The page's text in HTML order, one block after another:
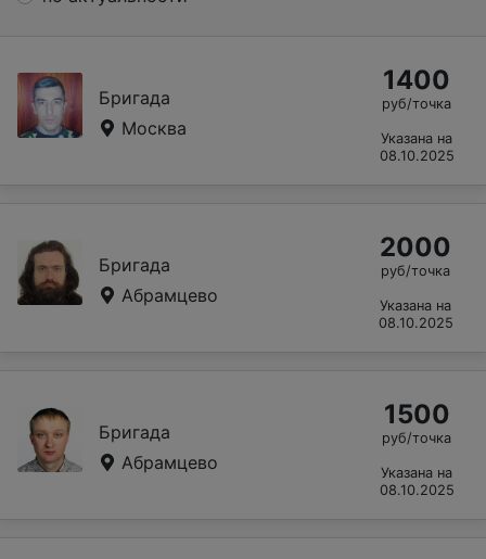
Бригада
Москва
1400
руб/точка
Указана на
08.10.2025
Бригада
Абрамцево
2000
руб/точка
Указана на
08.10.2025
Бригада
Абрамцево
1500
руб/точка
Указана на
08.10.2025